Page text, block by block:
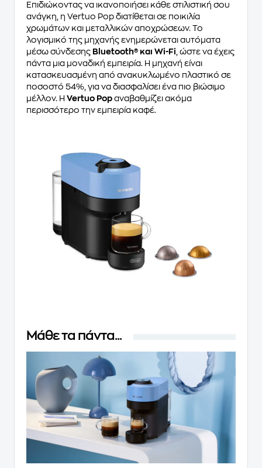
Επιδιώκοντας να ικανοποιήσει κάθε στιλιστική σου
ανάγκη, η Vertuo Pop διατίθεται σε ποικιλία
χρωμάτων και μεταλλικών αποχρώσεων. Το
λογισμικό της μηχανής ενημερώνεται αυτόματα
μέσω σύνδεσης Bluetooth® και Wi-Fi , ώστε να έχεις
πάντα μια μοναδική εμπειρία. Η μηχανή είναι
κατασκευασμένη από ανακυκλωμένο πλαστικό σε
ποσοστό 54%, για να διασφαλίσει ένα πιο βιώσιμο
μέλλον. Η Vertuo Pop αναβαθμίζει ακόμα
περισσότερο την εμπειρία καφέ.
Μάθε τα πάντα...